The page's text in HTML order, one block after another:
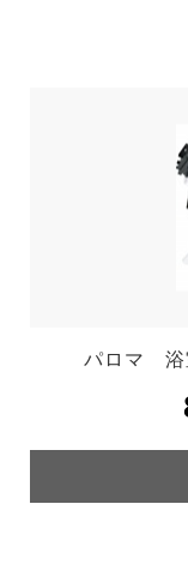
パロマ 浴